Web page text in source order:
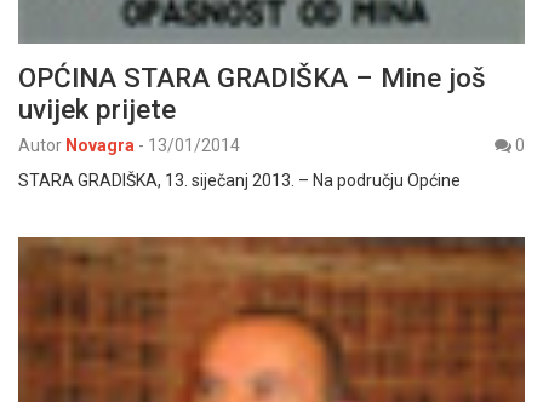
OPĆINA STARA GRADIŠKA – Mine još
uvijek prijete
Autor Novagra - 13/01/2014
0
STARA GRADIŠKA, 13. siječanj 2013. – Na području Općine